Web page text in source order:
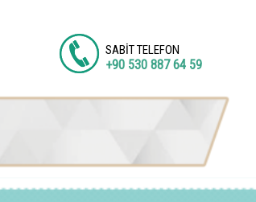
SABİT TELEFON
+90 530 887 64 59